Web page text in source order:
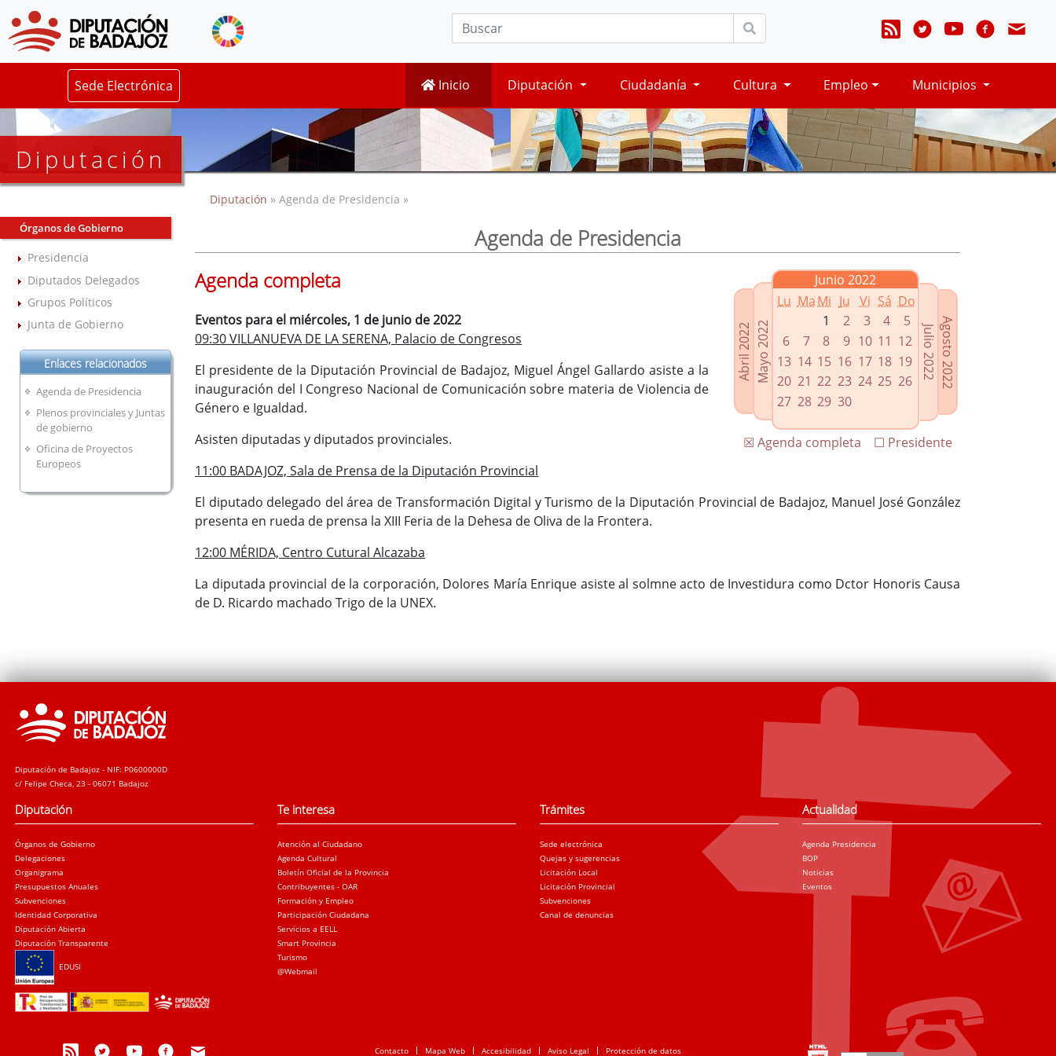
Sede Electrónica Inicio Diputación Ciudadanía Cultura Empleo Municipios
Diputación
Órganos de Gobierno
Presidencia
Diputados Delegados
Grupos Políticos
Junta de Gobierno
Enlaces relacionados
Agenda de Presidencia
Plenos provinciales y Juntas
de gobierno
Oficina de Proyectos
Europeos
Diputación » Agenda de Presidencia »
Agenda de Presidencia
Abril 2022Mayo 2022
Junio 2022
Lu MaMi Ju Vi Sá Do
1
2 3 4
5
6
7 8 9 10 11 12
13 14 15 16 17 18 19
20 21 22 23 24 25 26
27 28 29 30
Agosto 2022
Julio 2022
☐ Presidente
☒ Agenda completa
Agenda completa
Eventos para el miércoles, 1 de junio de 2022
09:30 VILLANUEVA DE LA SERENA, Palacio de Congresos
El presidente de la Diputación Provincial de Badajoz, Miguel Ángel Gallardo asiste a la
inauguración del I Congreso Nacional de Comunicación sobre materia de Violencia de
Género e Igualdad.
Asisten diputadas y diputados provinciales.
11:00 BADAJOZ, Sala de Prensa de la Diputación Provincial
El diputado delegado del área de Transformación Digital y Turismo de la Diputación Provincial de Badajoz, Manuel José González
presenta en rueda de prensa la XIII Feria de la Dehesa de Oliva de la Frontera.
12:00 MÉRIDA, Centro Cutural Alcazaba
La diputada provincial de la corporación, Dolores María Enrique asiste al solmne acto de Investidura como Dctor Honoris Causa
de D. Ricardo machado Trigo de la UNEX.
Diputación de Badajoz - NIF: P0600000D
c/ Felipe Checa, 23 - 06071 Badajoz
Diputación
Órganos de Gobierno
Delegaciones
Organigrama
Presupuestos Anuales
Subvenciones
Identidad Corporativa
Diputación Abierta
Diputación Transparente
EDUSI
Te interesa
Atención al Ciudadano
Agenda Cultural
Boletín Oficial de la Provincia
Contribuyentes - OAR
Formación y Empleo
Participación Ciudadana
Servicios a EELL
Smart Provincia
Turismo
@Webmail
Trámites
Sede electrónica
Quejas y sugerencias
Licitación Local
Licitación Provincial
Subvenciones
Canal de denuncias
Actualidad
Agenda Presidencia
BOP
Noticias
Eventos
Contacto Mapa Web Accesibilidad Aviso Legal Protección de datos